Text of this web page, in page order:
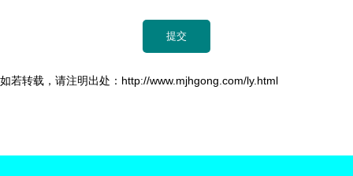
如若转载，请注明出处：http://www.mjhgong.com/ly.html